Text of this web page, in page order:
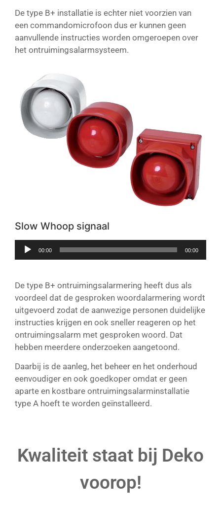
De type B+ installatie is echter niet voorzien van
een commandomicrofoon dus er kunnen geen
aanvullende instructies worden omgeroepen over
het ontruimingsalarmsysteem.
Slow Whoop signaal
Audiospeler
00:00 00:00
De type B+ ontruimingsalarmering heeft dus als
voordeel dat de gesproken woordalarmering wordt
uitgevoerd zodat de aanwezige personen duidelijke
instructies krijgen en ook sneller reageren op het
ontruimingsalarm met gesproken woord. Dat
hebben meerdere onderzoeken aangetoond.
Daarbij is de aanleg, het beheer en het onderhoud
eenvoudiger en ook goedkoper omdat er geen
aparte en kostbare ontruimingsalarminstallatie
type A hoeft te worden geïnstalleerd.
Kwaliteit staat bij Deko
voorop!